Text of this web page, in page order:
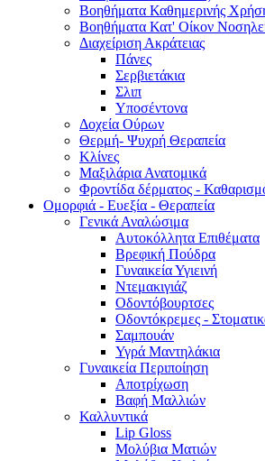
Βοηθήματα Καθημερινής
Βοηθήματα Κατ' Οίκον
Διαχείριση Ακράτειας
Πάνες
Σερβιετάκια
Σλιπ
Υποσέντονα
Δοχεία Ούρων
Θερμή- Ψυχρή Θεραπεία
Κλίνες
Μαξιλάρια Ανατομικά
Φροντίδα δέρματος -
Ομορφιά - Ευεξία - Θεραπεία
Γενικά Αναλώσιμα
Αυτοκόλλητα Επιθέματα
Βρεφική Πούδρα
Γυναικεία Υγιεινή
Ντεμακιγιάζ
Οδοντόβουρτσες
Οδοντόκρεμες -
Σαμπουάν
Υγρά Μαντηλάκια
Γυναικεία Περιποίηση
Αποτρίχωση
Βαφή Μαλλιών
Καλλυντικά
Lip Gloss
Μολύβια Ματιών